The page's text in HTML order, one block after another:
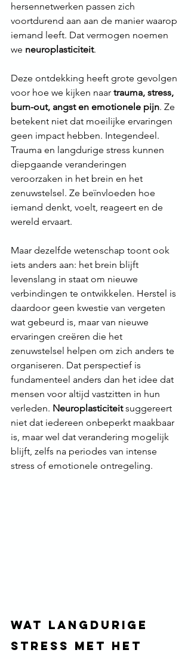
hersennetwerken passen zich
voortdurend aan aan de manier waarop
iemand leeft. Dat vermogen noemen
we neuroplasticiteit.
Deze ontdekking heeft grote gevolgen
voor hoe we kijken naar trauma, stress,
burn-out, angst en emotionele pijn. Ze
betekent niet dat moeilijke ervaringen
geen impact hebben. Integendeel.
Trauma en langdurige stress kunnen
diepgaande veranderingen
veroorzaken in het brein en het
zenuwstelsel. Ze beïnvloeden hoe
iemand denkt, voelt, reageert en de
wereld ervaart.
Maar dezelfde wetenschap toont ook
iets anders aan: het brein blijft
levenslang in staat om nieuwe
verbindingen te ontwikkelen. Herstel is
daardoor geen kwestie van vergeten
wat gebeurd is, maar van nieuwe
ervaringen creëren die het
zenuwstelsel helpen om zich anders te
organiseren. Dat perspectief is
fundamenteel anders dan het idee dat
mensen voor altijd vastzitten in hun
verleden. Neuroplasticiteit suggereert
niet dat iedereen onbeperkt maakbaar
is, maar wel dat verandering mogelijk
blijft, zelfs na periodes van intense
stress of emotionele ontregeling.
Wat langdurige
stress met het